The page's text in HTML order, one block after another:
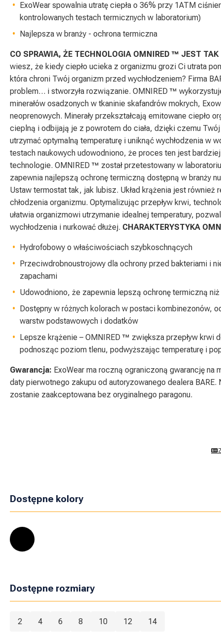
ExoWear spowalnia utratę ciepła o 36% przy 1ATM
kontrolowanych testach termicznych w laboratorium)
Najlepsza w branży - ochrona termiczna
CO SPRAWIA, ŻE TECHNOLOGIA OMNIRED ™ JEST
wiesz, że kiedy ciepło ucieka z organizmu grozi Ci utrata
która chroni Twój organizm przed wychłodzeniem? Firma
problem… i stworzyła rozwiązanie. OMNIRED ™
minerałów osadzonych w tkaninie skafandrów mokrych,
neoprenowych. Minerały przekształcają emitowane ciepło
cieplną i odbijają je z powrotem do ciała, dzięki czemu
utrzymać optymalną temperaturę i uniknąć wychłodzenia w
testach naukowych udowodniono, że proces ten jest
technologie. OMNIRED ™ został przetestowany w
zapewnia najlepszą ochronę termiczną dostępną w branży
Ustaw termostat tak, jak lubisz. Układ krążenia jest również
chłodzenia organizmu. Optymalizując przepływ krwi,
ułatwia organizmowi utrzymanie idealnej temperatury,
wychłodzenia i nurkować dłużej. CHARAKTERYSTYKA
Hydrofobowy o właściwościach szybkoschnących
Przeciwdrobnoustrojowy dla ochrony przed bakteriami i
zapachami
Udowodniono, że zapewnia lepszą ochronę termiczną
Dostępny w różnych kolorach w postaci kombinezonów,
warstw podstawowych i dodatków
Lepsze krążenie – OMNIRED ™ zwiększa przepływ krwi
podnosząc poziom tlenu, podwyższając temperaturę i
Gwarancja: ExoWear ma roczną ograniczoną gwarancję na
daty pierwotnego zakupu od autoryzowanego dealera BARE.
zostanie zaakceptowana bez oryginalnego paragonu.
Dostępne kolory
Dostępne rozmiary
2 4 6 8 10 12 14